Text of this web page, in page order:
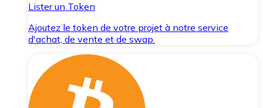
Lister un Token
Ajoutez le token de votre projet à notre service
d'achat, de vente et de swap.